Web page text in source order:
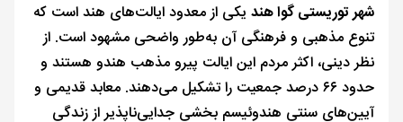
شهر توریستی گوا هند یکی از معدود ایالت‌های هند است که
تنوع مذهبی و فرهنگی آن به‌طور واضحی مشهود است. از
نظر دینی، اکثر مردم این ایالت پیرو مذهب هندو هستند و
حدود ۶۶ درصد جمعیت را تشکیل می‌دهند. معابد قدیمی و
آیین‌های سنتی هندوئیسم بخشی جدایی‌ناپذیر از زندگی